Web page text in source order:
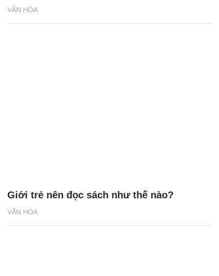
VĂN HÓA
VĂN HÓA
Giới trẻ nên đọc sách như thế nào?